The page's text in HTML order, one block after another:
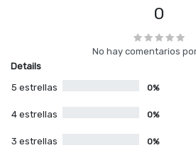
0
No hay comentarios
Details
5 estrellas
0%
4 estrellas 0%
3 estrellas 0%